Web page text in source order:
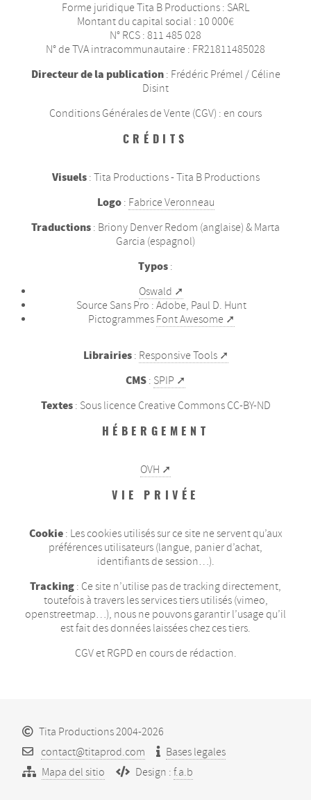
Forme juridique Tita B Productions : SARL
Montant du capital social : 10 000€
N° RCS : 811 485 028
N° de TVA intracommunautaire : FR21811485028
Directeur de la publication: Frédéric Prémel / Céline
Disint
Conditions Générales de Vente (CGV) : en cours
CRÉDITS
Visuels: Tita Productions - Tita B Productions
Logo: Fabrice Veronneau
Traductions : Briony Denver Redom (anglaise) & Marta
Garcia (espagnol)
Typos :
Oswald
Source Sans Pro : Adobe, Paul D. Hunt
Pictogrammes Font Awesome
Librairies: Responsive Tools
CMS : SPIP
Textes: Sous licence Creative Commons CC-BY-ND
HÉBERGEMENT
OVH
VIE PRIVÉE
Cookie: Les cookies utilisés sur ce site ne servent qu’aux
préférences utilisateurs (langue, panier d’achat,
identifiants de session…).
Tracking : Ce site n’utilise pas de tracking directement,
toutefois à travers les services tiers utilisés (vimeo,
openstreetmap…), nous ne pouvons garantir l’usage qu’il
est fait des données laissées chez ces tiers.
CGV et RGPD en cours de rédaction.
Tita Productions 2004-2026
contact@titaprod.com
Bases legales
Mapa del sitio
Design : f.a.b